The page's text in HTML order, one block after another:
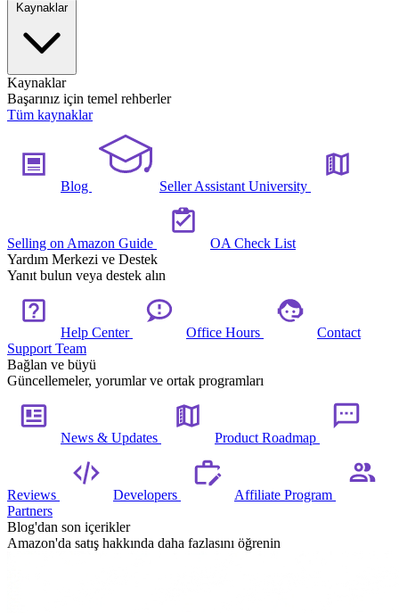
Kaynaklar
Kaynaklar
Başarınız için temel rehberler
Tüm kaynaklar
Blog Seller Assistant University
Selling on Amazon Guide
OA Check List
Yardım Merkezi ve Destek
Yanıt bulun veya destek alın
Help Center Office Hours
Contact
Support Team
Bağlan ve büyü
Güncellemeler, yorumlar ve ortak programları
News & Updates Product Roadmap
Reviews Developers
Affiliate Program
Partners
Blog'dan son içerikler
Amazon'da satış hakkında daha fazlasını öğrenin